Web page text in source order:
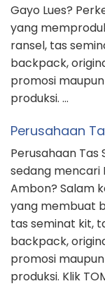
Gayo Lues?
yang
ransel, tas
backpack,
promosi
produksi. …
Perusahaan
Perusahaan
sedang mencari
Ambon? Salam
yang membuat
tas seminat kit,
backpack,
promosi
produksi. Klik